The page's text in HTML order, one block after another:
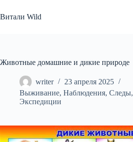
к
сути
Витали Wild
Животные домашние и дикие природе
writer
23 апреля 2025
Выживание, Наблюдения, Следы,
Экспедиции